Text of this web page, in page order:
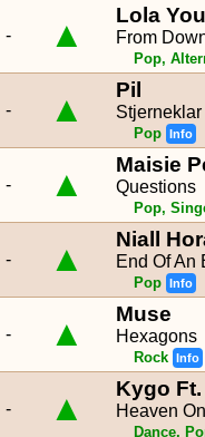
- ▲ Lola
From
Pop,
- ▲ Pil
Stjerneklar
Pop Info
- ▲ Maisie
Questions
Pop,
- ▲ Niall
End Of An
Pop Info
- ▲ Muse
Hexagons
Rock Info
- ▲ Kygo
Heaven
Dance,